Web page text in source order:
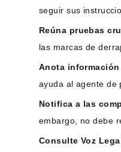
seguir sus
Reúna pruebas
las marcas de
Anota
ayuda al agente de
Notifica a las
embargo, no debe
Consulte Voz